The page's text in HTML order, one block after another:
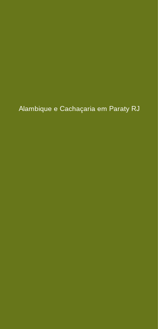
Alambique e Cachaçaria em Paraty RJ